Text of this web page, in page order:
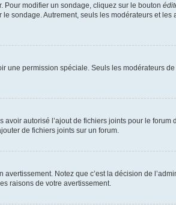
Pour modifier un sondage, cliquez sur le bouton
sondage. Autrement, seuls les modérateurs et les
une permission spéciale. Seuls les modérateurs
autorisé l’ajout de fichiers joints pour le forum
de fichiers joints sur un forum.
Notez que c’est la décision de
raisons de votre avertissement.